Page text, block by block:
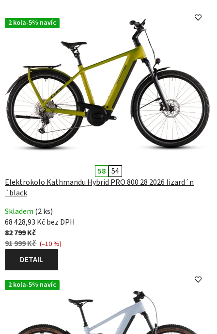
n
l
a
a
k
t
r
o
k
l
a
2 kola-5% navíc
58 54
Elektrokolo Kathmandu Hybrid PRO 800 28 2026 lizard´n
´black
Skladem (2 ks)
68 428,93 Kč bez DPH
82 799 Kč
91 999 Kč (–10 %)
DETAIL
2 kola-5% navíc